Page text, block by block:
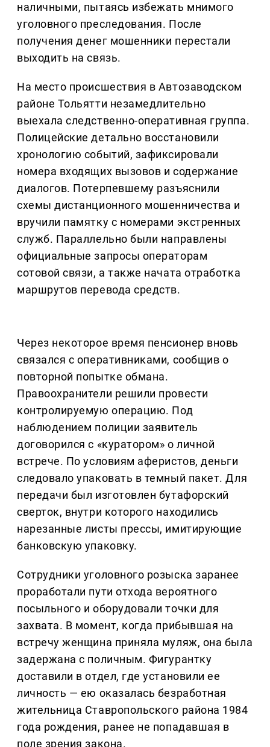
наличными, пытаясь избежать мнимого
уголовного преследования. После
получения денег мошенники перестали
выходить на связь.
На место происшествия в Автозаводском
районе Тольятти незамедлительно
выехала следственно-оперативная группа.
Полицейские детально восстановили
хронологию событий, зафиксировали
номера входящих вызовов и содержание
диалогов. Потерпевшему разъяснили
схемы дистанционного мошенничества и
вручили памятку с номерами экстренных
служб. Параллельно были направлены
официальные запросы операторам
сотовой связи, а также начата отработка
маршрутов перевода средств.
Через некоторое время пенсионер вновь
связался с оперативниками, сообщив о
повторной попытке обмана.
Правоохранители решили провести
контролируемую операцию. Под
наблюдением полиции заявитель
договорился с «куратором» о личной
встрече. По условиям аферистов, деньги
следовало упаковать в темный пакет. Для
передачи был изготовлен бутафорский
сверток, внутри которого находились
нарезанные листы прессы, имитирующие
банковскую упаковку.
Сотрудники уголовного розыска заранее
проработали пути отхода вероятного
посыльного и оборудовали точки для
захвата. В момент, когда прибывшая на
встречу женщина приняла муляж, она была
задержана с поличным. Фигурантку
доставили в отдел, где установили ее
личность — ею оказалась безработная
жительница Ставропольского района 1984
года рождения, ранее не попадавшая в
поле зрения закона.